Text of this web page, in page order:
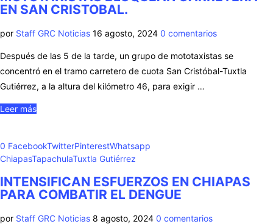
EN SAN CRISTOBAL.
por Staff GRC Noticias 16 agosto, 2024 0 comentarios
Después de las 5 de la tarde, un grupo de mototaxistas se
concentró en el tramo carretero de cuota San Cristóbal-Tuxtla
Gutiérrez, a la altura del kilómetro 46, para exigir …
Leer más
0 FacebookTwitterPinterestWhatsapp
ChiapasTapachulaTuxtla Gutiérrez
INTENSIFICAN ESFUERZOS EN CHIAPAS
PARA COMBATIR EL DENGUE
por Staff GRC Noticias 8 agosto, 2024 0 comentarios